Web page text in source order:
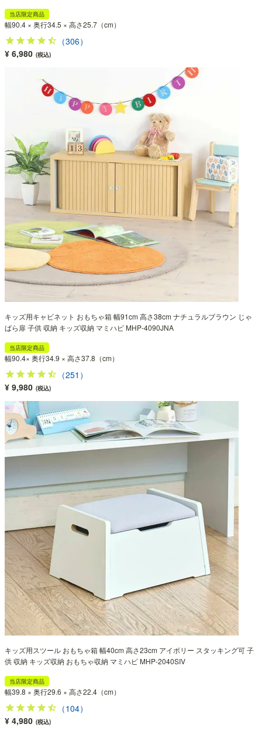
当店限定商品
幅90.4 × 奥行34.5 × 高さ25.7（cm）
（306）
¥ 6,980 (税込)
キッズ用キャビネット おもちゃ箱 幅91cm 高さ38cm ナチュラルブラウン じゃ
ばら扉 子供 収納 キッズ収納 マミハピ MHP-4090JNA
当店限定商品
幅90.4× 奥行34.9 × 高さ37.8（cm）
（251）
¥ 9,980 (税込)
キッズ用スツール おもちゃ箱 幅40cm 高さ23cm アイボリー スタッキング可 子
供 収納 キッズ収納 おもちゃ収納 マミハピ MHP-2040SIV
当店限定商品
幅39.8 × 奥行29.6 × 高さ22.4（cm）
（104）
¥ 4,980 (税込)